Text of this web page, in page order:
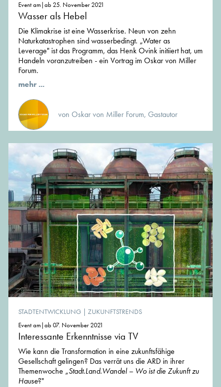
Event am|ab 25. November 2021
Wasser als Hebel
Die Klimakrise ist eine Wasserkrise. Neun von zehn
Naturkatastrophen sind wasserbedingt. „Water as
Leverage" ist das Programm, das Henk Ovink initiiert hat, um
Handeln voranzutreiben - ein Vortrag im Oskar von Miller
Forum.
mehr ...
von Oskar von Miller Forum, Gastautor
STADTENTWICKLUNG | ZUKUNFTSTRENDS
Event am|ab 07. November 2021
Interessante Erkenntnisse via TV
Wie kann die Transformation in eine zukunftsfähige
Gesellschaft gelingen? Das verrät uns die ARD in ihrer
Themenwoche „Stadt.Land.Wandel – Wo ist die Zukunft zu
Hause?"